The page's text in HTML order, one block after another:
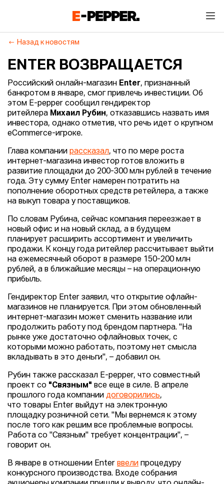
Назад к новостям
ENTER ВОЗВРАЩАЕТСЯ
Российский онлайн-магазин Enter, признанный
банкротом в январе, смог привлечь инвестиции. Об
этом E-pepper сообщил гендиректор
ритейлера Михаил Рубин, отказавшись назвать имя
инвестора, однако отметив, что речь идет о крупном
eCommerce-игроке.
Глава компании рассказал, что по мере роста
интернет-магазина инвестор готов вложить в
развитие площадки до 200-300 млн рублей в течение
года. Эту сумму Enter намерен потратить на
пополнение оборотных средств ретейлера, а также
на выкуп товара у поставщиков.
По словам Рубина, сейчас компания переезжает в
новый офис и на новый склад, а в будущем
планирует расширить ассортимент и увеличить
продажи. К концу года ритейлер рассчитывает выйти
на ежемесячный оборот в размере 150-200 млн
рублей, а в ближайшие месяцы – на операционную
прибыль.
Гендиректор Enter заявил, что открытие офлайн-
магазинов не планируется. При этом обновленный
интернет-магазин может сменить название или
продолжить работу под брендом партнера. "На
рынке уже достаточно офлайновых точек, с
которыми можно работать, поэтому нет смысла
вкладывать в это деньги", – добавил он.
Рубин также рассказал E-pepper, что совместный
проект со "Связным" все еще в силе. В апреле
прошлого года компании договорились,
что товары Enter выйдут на электронную
площадку розничной сети. "Мы вернемся к этому
после того как решим все проблемные вопросы.
Работа со "Связным" требует концентрации", –
говорит он.
В январе в отношении Enter ввели процедуру
конкурсного производства. Входе собрания